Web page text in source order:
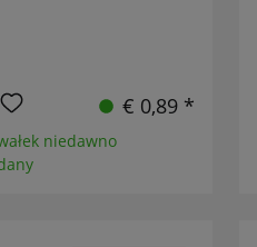
€ 0,89 *
niedawno